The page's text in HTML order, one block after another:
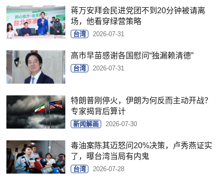
蒋万安拜会民进党团不到20分钟被请离
场，他看穿绿营策略
台湾 2026-07-31
高市早苗感谢各国慰问“独漏赖清德”
台湾 2026-07-31
特朗普刚停火，伊朗为何反而主动开战？
专家揭背后算计
新闻解画 2026-07-30
毒油案陈其迈怒问20%决策，卢秀燕证实
了，曝台湾当局有内鬼
台湾 2026-07-28